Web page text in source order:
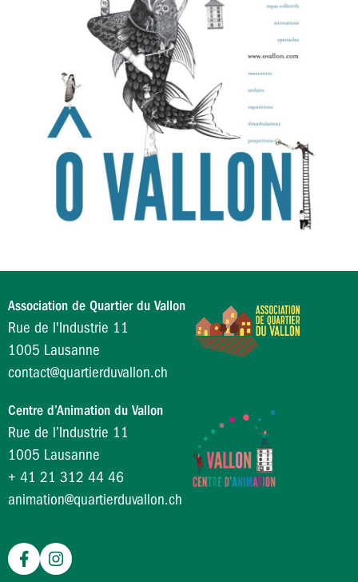
Association de Quartier du Vallon
Rue de l'Industrie 11
1005 Lausanne
contact@quartierduvallon.ch
Centre d’Animation du Vallon
Rue de l’Industrie 11
1005 Lausanne
+ 41 21 312 44 46
animation@quartierduvallon.ch